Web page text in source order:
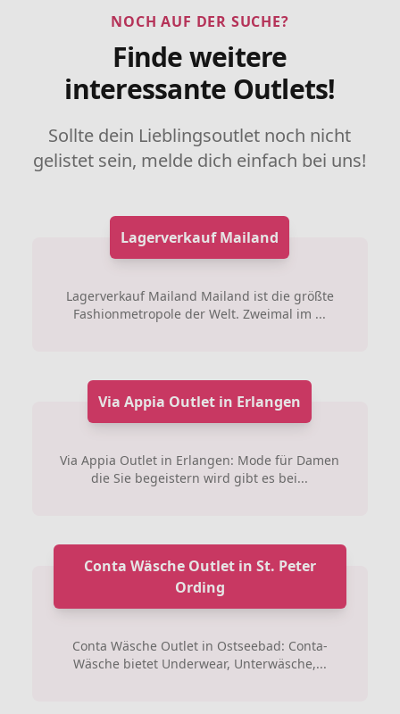
NOCH AUF DER SUCHE?
Finde weitere
interessante Outlets!
Sollte dein Lieblingsoutlet noch nicht
gelistet sein, melde dich einfach bei uns!
Lagerverkauf Mailand
Lagerverkauf Mailand Mailand ist die größte
Fashionmetropole der Welt. Zweimal im ...
Via Appia Outlet in Erlangen
Via Appia Outlet in Erlangen: Mode für Damen
die Sie begeistern wird gibt es bei...
Conta Wäsche Outlet in St. Peter
Ording
Conta Wäsche Outlet in Ostseebad: Conta-
Wäsche bietet Underwear, Unterwäsche,...